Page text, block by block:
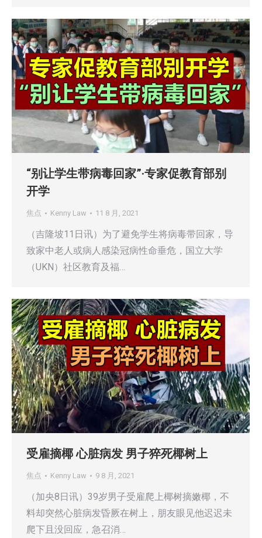
“别让学生带病毒回家”·专家促教育部别
开学
焦点 Kenny Law 11 8 月, 2021
（吉隆坡11日讯）为了避免学生将病毒带回家，导
致家中老人或病人感染冠病性命垂危，国立大学
（UKN）社区教育及福…
受雇摘椰 心脏病发 男子猝死椰树上
焦点 Kenny Law 9 8 月, 2021
（加央8日讯）39岁男子受雇爬上椰树摘嫩椰，不
料却突然心脏病发昏厥在树上，朋友眼见他迟迟未
爬下且没回应，急召消…